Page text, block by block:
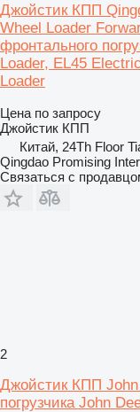
Джойстик КПП
Wheel Loader
фронтального
Loader, EL45
Loader
Цена по запросу
Джойстик КПП
Китай, 24Th Floor
Qingdao Promising
Связаться с
2
Джойстик КПП John
погрузчика John